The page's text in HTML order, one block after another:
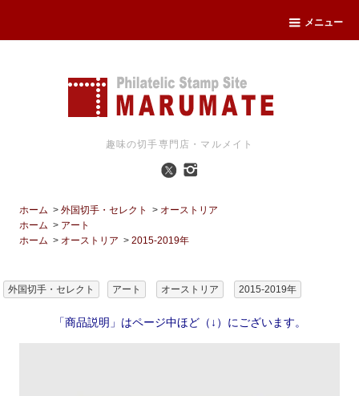
メニュー
趣味の切手専門店・マルメイト
ホーム >外国切手・セレクト > オーストリア
ホーム > アート
ホーム > オーストリア >2015-2019年
外国切手・セレクト アート オーストリア 2015-2019年
「商品説明」はページ中ほど（↓）にございます。